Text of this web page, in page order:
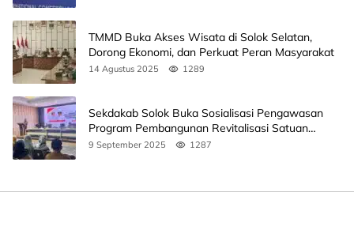
TMMD Buka Akses Wisata di Solok Selatan,
Dorong Ekonomi, dan Perkuat Peran Masyarakat
14 Agustus 2025 1289
Sekdakab Solok Buka Sosialisasi Pengawasan
Program Pembangunan Revitalisasi Satuan
Pendidikan
9 September 2025 1287